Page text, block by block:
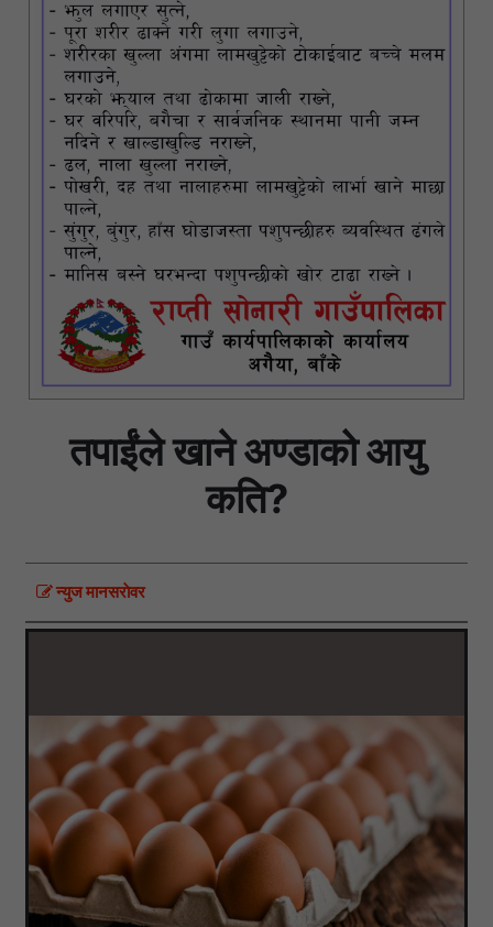
तपाईंले खाने अण्डाको आयु
कति?
न्युज मानसराेवर